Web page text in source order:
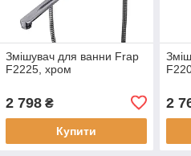
Змішувач для ванни Frap
F2225, хром
2 798₴
Купити
2